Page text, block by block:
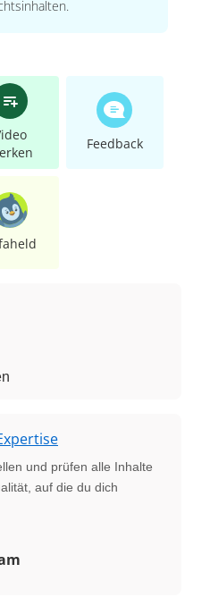
Feedback
und prüfen alle Inhalte
auf die du dich